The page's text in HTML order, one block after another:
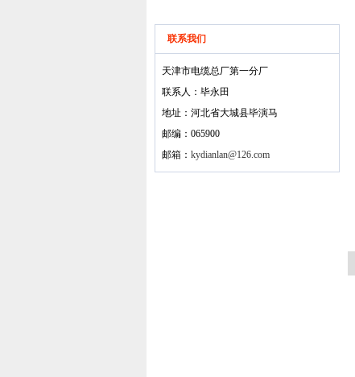
联系我们
天津市电缆总厂第一分厂
联系人：毕永田
地址：河北省大城县毕演马
邮编：065900
邮箱： kydianlan@126.com